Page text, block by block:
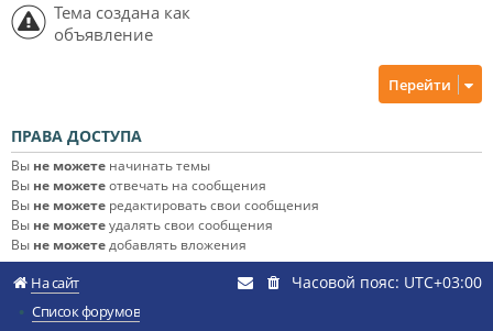
Тема создана как
объявление
Перейти
ПРАВА ДОСТУПА
Вы не можете начинать темы
Вы не можетеотвечать на сообщения
Вы не можете редактировать свои сообщения
Вы не можетеудалять свои сообщения
Вы не можетедобавлять вложения
На сайт
Список форумов
Часовой пояс: UTC+03:00